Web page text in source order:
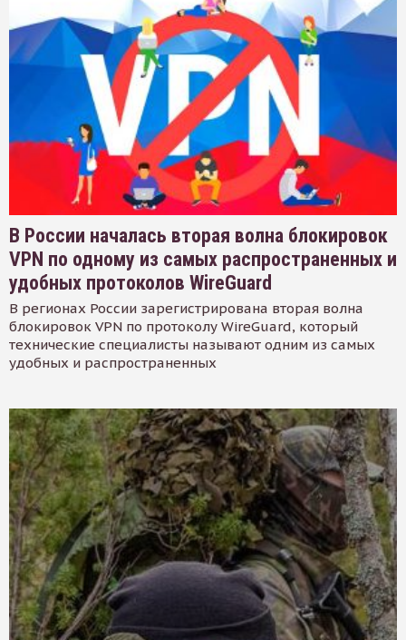
В России началась вторая волна блокировок
VPN по одному из самых распространенных и
удобных протоколов WireGuard
В регионах России зарегистрирована вторая волна
блокировок VPN по протоколу WireGuard, который
технические специалисты называют одним из самых
удобных и распространенных